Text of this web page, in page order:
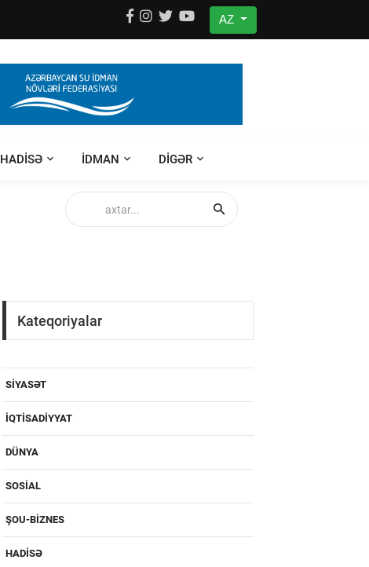
AZ
HADISƏ IDMAN DIGƏR
Kateqoriyalar
SIYASƏT
IQTISADIYYAT
DÜNYA
SOSIAL
ŞOU-BIZNES
HADISƏ